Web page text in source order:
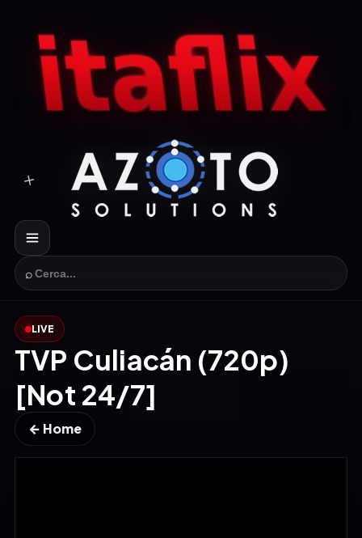
⌕
LIVE
TVP Culiacán (720p)
[Not 24/7]
← Home